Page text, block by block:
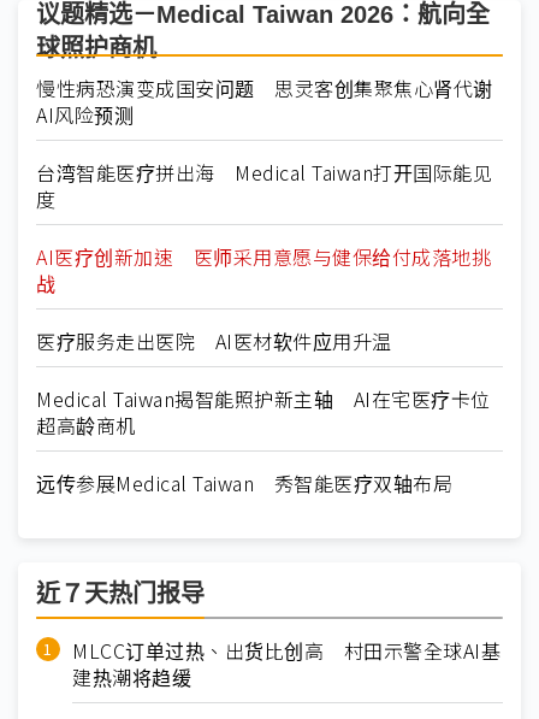
议题精选－Medical Taiwan 2026：航向全
球照护商机
慢性病恐演变成国安问题 思灵客创集聚焦心肾代谢
AI风险预测
台湾智能医疗拼出海 Medical Taiwan打开国际能见
度
AI医疗创新加速 医师采用意愿与健保给付成落地挑
战
医疗服务走出医院 AI医材软件应用升温
Medical Taiwan揭智能照护新主轴 AI在宅医疗卡位
超高龄商机
远传参展Medical Taiwan 秀智能医疗双轴布局
近７天热门报导
MLCC订单过热、出货比创高 村田示警全球AI基
建热潮将趋缓